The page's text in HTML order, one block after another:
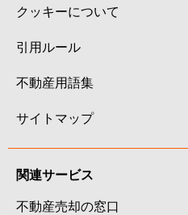
クッキーについて
引用ルール
不動産用語集
サイトマップ
関連サービス
不動産売却の窓口